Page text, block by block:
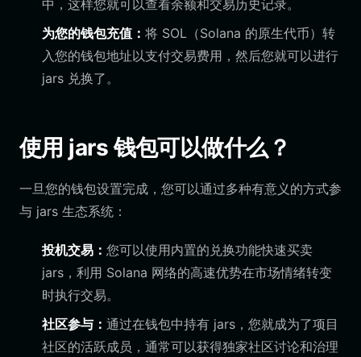
中，这样您就可以查看余额和交易历史记录。
为您的钱包充值： 将 SOL（Solana 的原生代币）转
入您的钱包地址以支付交易费用，然后您就可以进行
jars 兑换了。
使用 jars 钱包可以做什么？
一旦您的钱包设置完成，您可以通过多种有意义的方式参
与 jars 生态系统：
投机交易： 您可以使用内置的兑换功能快速买卖
jars，利用 Solana 网络的高速优势在市场情绪转变
时执行交易。
社区参与： 通过在钱包中持有 jars，您就成为了项目
社区的活跃成员，通常可以获得独家社区讨论和治理